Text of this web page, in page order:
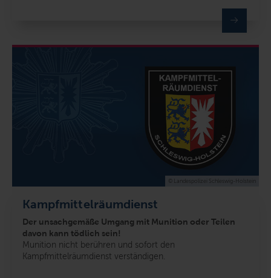
Kampfmittelräumdienst
Der unsachgemäße Umgang mit Munition oder Teilen
davon kann tödlich sein!
Munition nicht berühren und sofort den
Kampfmittelräumdienst verständigen.
© Landespolizei Schleswig-Holstein